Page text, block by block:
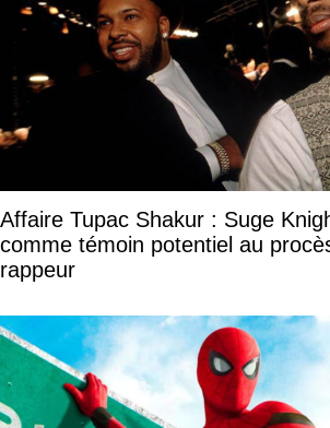
Affaire Tupac Shakur : Suge
comme témoin potentiel au
rappeur